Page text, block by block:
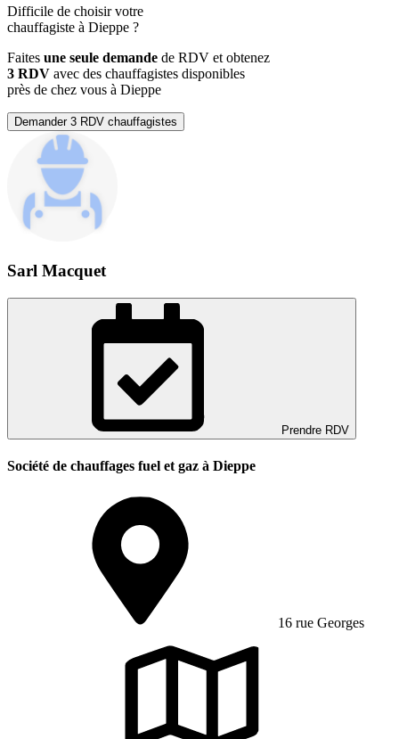
Difficile de choisir votre
chauffagiste à Dieppe ?
Faites une seule demande de RDV et obtenez
3 RDV avec des chauffagistes disponibles
près de chez vous à Dieppe
Demander 3 RDV chauffagistes
Sarl Macquet
Prendre RDV
Société de chauffages fuel et gaz à Dieppe
16 rue Georges